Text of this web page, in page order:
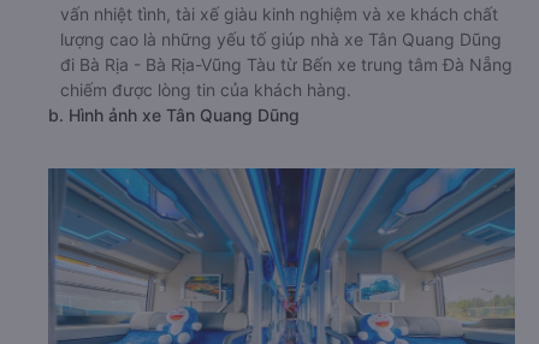
vấn nhiệt tình, tài xế giàu kinh nghiệm và xe khách chất
lượng cao là những yếu tố giúp nhà xe Tân Quang Dũng
đi Bà Rịa - Bà Rịa-Vũng Tàu từ Bến xe trung tâm Đà Nẵng
chiếm được lòng tin của khách hàng.
b. Hình ảnh xe Tân Quang Dũng